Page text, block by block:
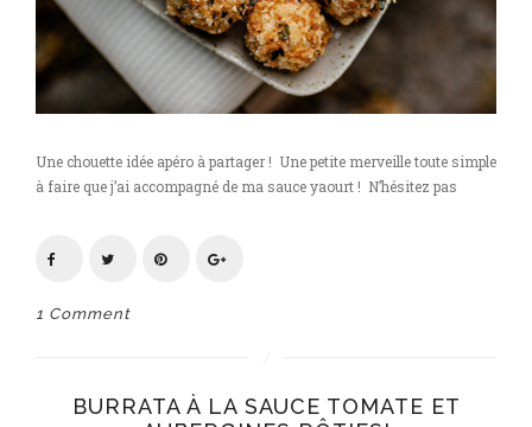
Une chouette idée apéro à partager ! Une petite merveille toute simple
à faire que j’ai accompagné de ma sauce yaourt ! N’hésitez pas
1 Comment
BURRATA À LA SAUCE TOMATE ET